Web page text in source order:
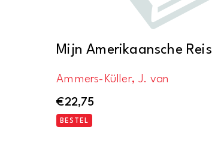
Mijn Amerikaansche Reis
Ammers-Küller, J. van
€22,75
BESTEL